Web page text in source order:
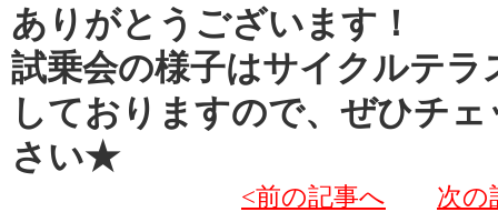
ありがとうございます！
試乗会の様子はサイクルテラ
しておりますので、ぜひチ
さい★
<前の記事へ
次の